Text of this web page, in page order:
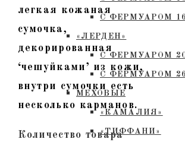
С ФЕРМУАРОМ
«ЛЕРДЕН»
С ФЕРМУАРОМ
С ФЕРМУАРОМ
МЕХОВЫЕ
«КАМАЛИЯ»
«ТИФФАНИ»
легкая кожаная
сумочка,
декорированная
‘чешуйками’ из кожи,
внутри сумочки есть
несколько карманов.
Количество товара